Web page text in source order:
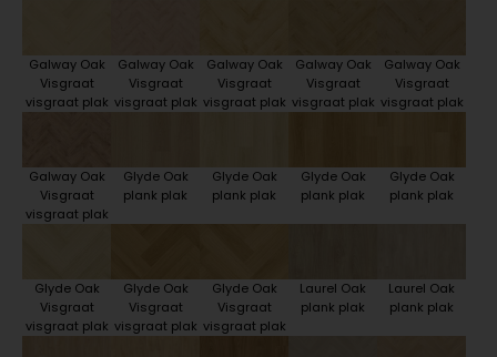
Galway Oak
Visgraat
visgraat plak
Galway Oak
Visgraat
visgraat plak
Galway Oak
Visgraat
visgraat plak
Galway Oak
Visgraat
visgraat plak
Galway Oak
Visgraat
visgraat plak
Galway Oak
Visgraat
visgraat plak
Glyde Oak
plank plak
Glyde Oak
plank plak
Glyde Oak
plank plak
Glyde Oak
plank plak
Glyde Oak
Visgraat
visgraat plak
Glyde Oak
Visgraat
visgraat plak
Glyde Oak
Visgraat
visgraat plak
Laurel Oak
plank plak
Laurel Oak
plank plak